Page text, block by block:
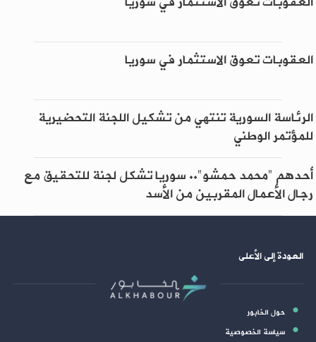
العقوبات تعوق الاستثمار في سوريا
الرئاسة السورية تنتهي من تشكيل اللجنة التحضيرية
للمؤتمر الوطني
أحدهم "محمد حمشو".. سوريا تشكل لجنة للتحقيق مع
رجال الأعمال المقربين من الأسد
العودة إلى الأعلى
حول الخابور
سياسة الخصوصية